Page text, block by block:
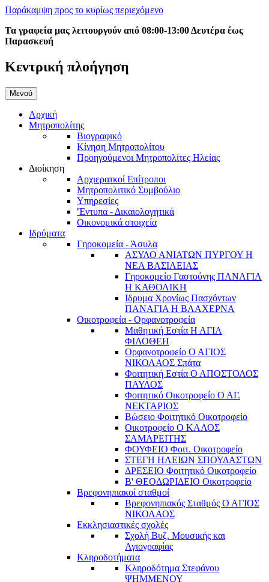
Παράκαμψη προς το κυρίως περιεχόμενο
Τα γραφεία μας λειτουργούν από 08:00-13:00 Δευτέρα έως
Παρασκευή
Κεντρική πλοήγηση
Μενού
Αρχική
Μητροπολίτης
Βιογραφικό
Κίνηση Μητροπολίτου
Προηγούμενοι Μητροπολίτες Ηλείας
Διοίκηση
Αρχιερατκοί Επίτροποι
Μητροπολιτικό Συμβούλιο
Υπηρεσίες
'Έντυπα - Δικαιολογητικά
Οικονομικά στοιχεία
Ιδρύματα
Γηροκομεία - Άσυλα
ΑΣΥΛΟ ΑΝΙΑΤΩΝ ΠΥΡΓΟΥ Η
ΝΕΑ ΒΑΣΙΛΕΙΑΣ
Γηροκομείο Γαστούνης ΠΑΝΑΓΙΑ
Η ΚΑΘΟΛΙΚΗ
Ιδρυμα Χρονίως Πασχόντων
ΠΑΝΑΓΙΑ Η ΒΛΑΧΕΡΝΑ
Οικοτροφεία - Ορφανοτροφεία
Μαθητική Εστία Η ΑΓΙΑ
ΦΙΛΟΘΕΗ
Ορφανοτροφείο Ο ΑΓΙΟΣ
ΝΙΚΟΛΑΟΣ Σπάτα
Φοιτητική Εστία Ο ΑΠΟΣΤΟΛΟΣ
ΠΑΥΛΟΣ
Φοιτητικό Οικοτροφείο Ο ΑΓ.
ΝΕΚΤΑΡΙΟΣ
Βώσειο Φοιτητικό Οικοτροφείο
Οικοτροφείο Ο ΚΑΛΟΣ
ΣΑΜΑΡΕΙΤΗΣ
ΦΟΥΦΕΙΟ Φοιτ. Οικοτροφείο
ΣΤΕΓΗ ΗΛΕΙΩΝ ΣΠΟΥΔΑΣΤΩΝ
ΔΡΕΣΕΙΟ Φοιτητικό Οικοτροφείο
Β' ΘΕΟΔΩΡΙΔΕΙΟ Οικοτροφείο
Βρεφονηπιακοί σταθμοί
Βρεφονηπιακός Σταθμός Ο ΑΓΙΟΣ
ΝΙΚΟΛΑΟΣ
Εκκλησιαστικές σχολές
Σχολή Βυζ. Μουσικής και
Αγιογραφίας
Κληροδοτήματα
Κληροδότημα Στεφάνου
ΨΗΜΜΕΝΟΥ